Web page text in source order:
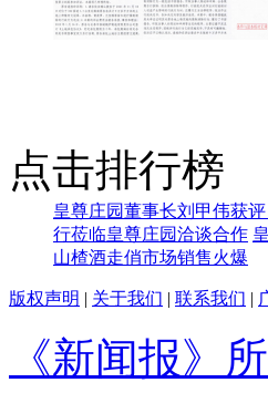
点击排行榜
皇尊庄园董事长刘甲伟获
行莅临皇尊庄园洽谈合作
山楂酒走俏市场销售火爆
版权声明 | 关于我们 | 联系我们 |
《新闻报》